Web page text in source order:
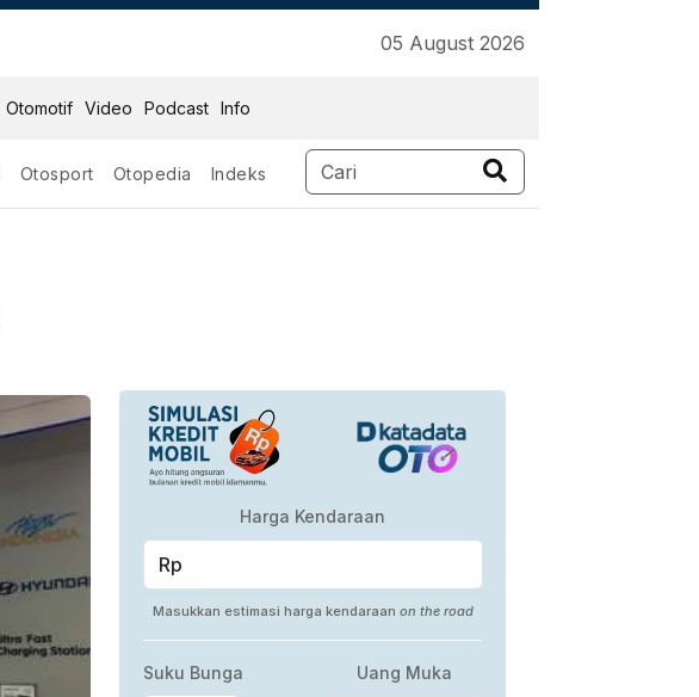
05 August 2026
Otomotif Video Podcast Info
Otosport Otopedia Indeks